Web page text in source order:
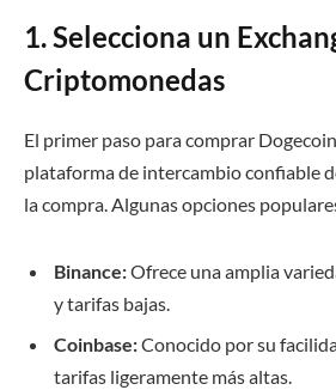
1. Selecciona un
Criptomonedas
El primer paso para comprar
plataforma de intercambio confiable
la compra. Algunas opciones
Binance:Ofrece una amplia
y tarifas bajas.
Coinbase:Conocido por su
tarifas ligeramente más altas.